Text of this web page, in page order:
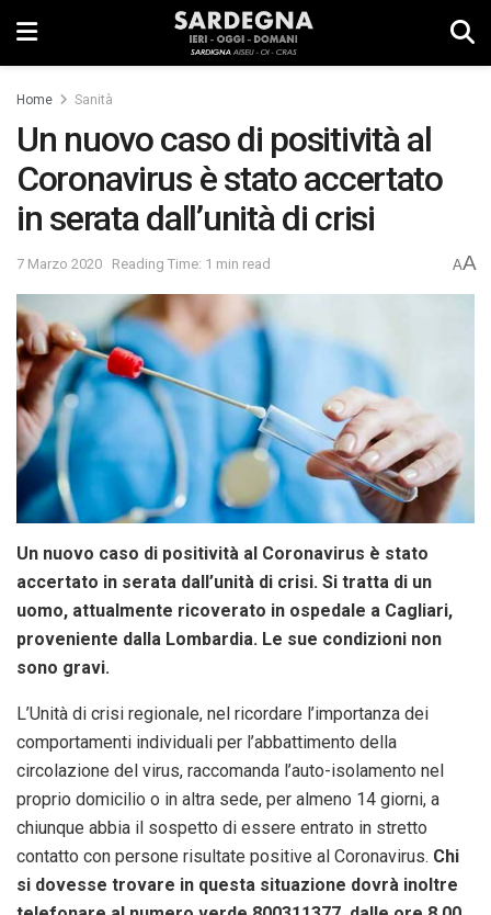
Home Sanità
Un nuovo caso di positività al
Coronavirus è stato accertato
in serata dall’unità di crisi
7 Marzo 2020 Reading Time: 1 min read AA
Un nuovo caso di positività al Coronavirus è stato
accertato in serata dall’unità di crisi. Si tratta di un
uomo, attualmente ricoverato in ospedale a Cagliari,
proveniente dalla Lombardia. Le sue condizioni non
sono gravi.
L’Unità di crisi regionale, nel ricordare l’importanza dei
comportamenti individuali per l’abbattimento della
circolazione del virus, raccomanda l’auto-isolamento nel
proprio domicilio o in altra sede, per almeno 14 giorni, a
chiunque abbia il sospetto di essere entrato in stretto
contatto con persone risultate positive al Coronavirus. Chi
si dovesse trovare in questa situazione dovrà inoltre